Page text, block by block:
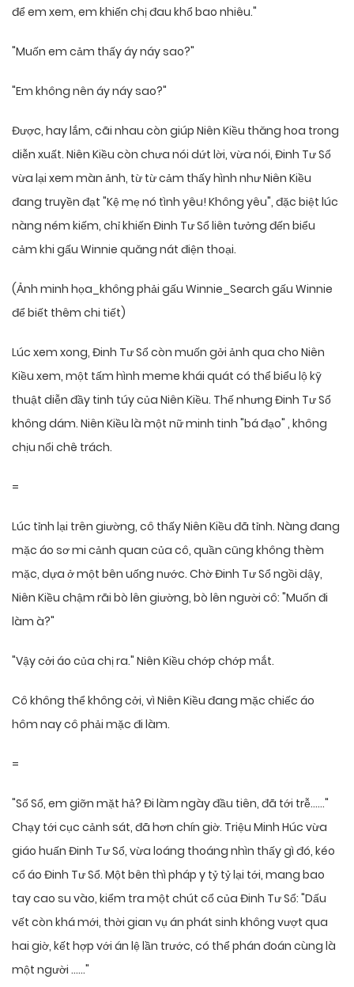
để em xem, em khiến chị đau khổ bao nhiêu."
"Muốn em cảm thấy áy náy sao?"
"Em không nên áy náy sao?"
Được, hay lắm, cãi nhau còn giúp Niên Kiều thăng hoa trong
diễn xuất. Niên Kiều còn chưa nói dứt lời, vừa nói, Đinh Tư Sổ
vừa lại xem màn ảnh, từ từ cảm thấy hình như Niên Kiều
đang truyền đạt "Kệ mẹ nó tình yêu! Không yêu", đặc biệt lúc
nàng ném kiếm, chỉ khiến Đinh Tư Sổ liên tưởng đến biểu
cảm khi gấu Winnie quăng nát điện thoại.
(Ảnh minh họa_không phải gấu Winnie_Search gấu Winnie
để biết thêm chi tiết)
Lúc xem xong, Đinh Tư Sổ còn muốn gởi ảnh qua cho Niên
Kiều xem, một tấm hình meme khái quát có thể biểu lộ kỹ
thuật diễn đầy tinh túy của Niên Kiều. Thế nhưng Đinh Tư Sổ
không dám. Niên Kiều là một nữ minh tinh "bá đạo" , không
chịu nổi chê trách.
=
Lúc tỉnh lại trên giường, cô thấy Niên Kiều đã tỉnh. Nàng đang
mặc áo sơ mi cảnh quan của cô, quần cũng không thèm
mặc, dựa ở một bên uống nước. Chờ Đinh Tư Sổ ngồi dậy,
Niên Kiều chậm rãi bò lên giường, bò lên người cô: "Muốn đi
làm à?"
"Vậy cởi áo của chị ra." Niên Kiều chớp chớp mắt.
Cô không thể không cởi, vì Niên Kiều đang mặc chiếc áo
hôm nay cô phải mặc đi làm.
=
"Sổ Sổ, em giỡn mặt hả? Đi làm ngày đầu tiên, đã tới trễ……"
Chạy tới cục cảnh sát, đã hơn chín giờ. Triệu Minh Húc vừa
giáo huấn Đinh Tư Sổ, vừa loáng thoáng nhìn thấy gì đó, kéo
cổ áo Đinh Tư Sổ. Một bên thì pháp y tỷ tỷ lại tới, mang bao
tay cao su vào, kiểm tra một chút cổ của Đinh Tư Sổ: "Dấu
vết còn khá mới, thời gian vụ án phát sinh không vượt qua
hai giờ, kết hợp với án lệ lần trước, có thể phán đoán cùng là
một người ……"